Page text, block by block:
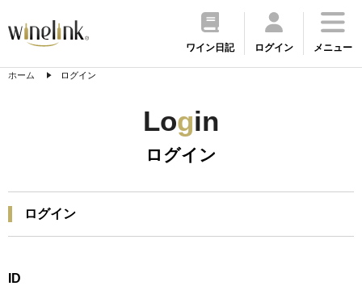
ワイン日記 ログイン メニュー
ホーム ログイン
Login
ログイン
ログイン
ID